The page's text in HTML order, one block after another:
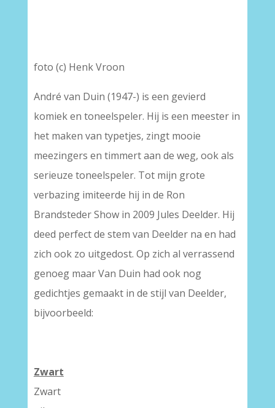
foto (c) Henk Vroon
André van Duin (1947-) is een gevierd
komiek en toneelspeler. Hij is een meester in
het maken van typetjes, zingt mooie
meezingers en timmert aan de weg, ook als
serieuze toneelspeler. Tot mijn grote
verbazing imiteerde hij in de Ron
Brandsteder Show in 2009 Jules Deelder. Hij
deed perfect de stem van Deelder na en had
zich ook zo uitgedost. Op zich al verrassend
genoeg maar Van Duin had ook nog
gedichtjes gemaakt in de stijl van Deelder,
bijvoorbeeld:
Zwart
Zwart